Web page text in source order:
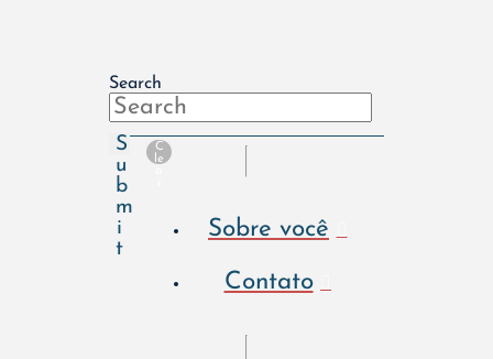
Search
S
u
b
m
i
t
C
le
Sobre você
Contato